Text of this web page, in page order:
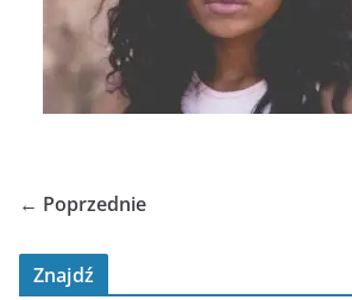
← Poprzednie
Znajdź